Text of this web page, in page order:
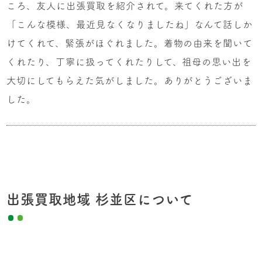
ころ、友人に出張買取を紹介されて。来てくれた方が
「こんな模様、最近見なくなりましたね」なんて話しか
けてくれて、緊張がほぐれました。着物の由来を聞いて
くれたり、丁寧に扱ってくれたりして、祖母の思い出を
大切にしてもらえた気がしました。ありがとうございま
した。
出張買取地域 杉並区について